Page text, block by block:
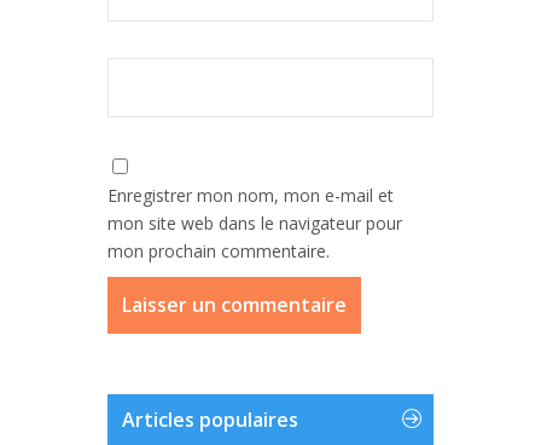
Enregistrer mon nom, mon e-mail et
mon site web dans le navigateur pour
mon prochain commentaire.
Articles populaires